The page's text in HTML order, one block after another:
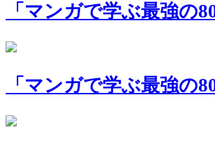
「マンガで学ぶ最強の
「マンガで学ぶ最強の